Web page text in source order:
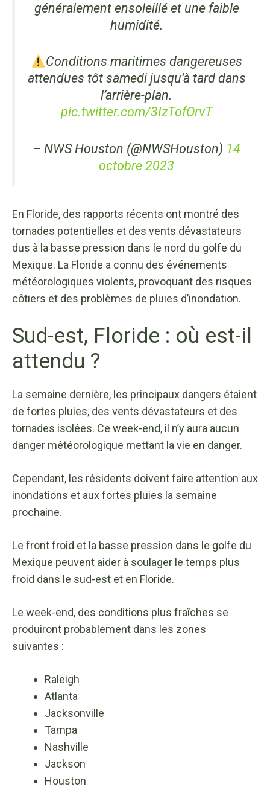
généralement ensoleillé et une faible
humidité.
Conditions maritimes dangereuses
attendues tôt samedi jusqu’à tard dans
l’arrière-plan.
pic.twitter.com/3IzTofOrvT
– NWS Houston (@NWSHouston) 14
octobre 2023
En Floride, des rapports récents ont montré des
tornades potentielles et des vents dévastateurs
dus à la basse pression dans le nord du golfe du
Mexique. La Floride a connu des événements
météorologiques violents, provoquant des risques
côtiers et des problèmes de pluies d’inondation.
Sud-est, Floride : où est-il
attendu ?
La semaine dernière, les principaux dangers étaient
de fortes pluies, des vents dévastateurs et des
tornades isolées. Ce week-end, il n’y aura aucun
danger météorologique mettant la vie en danger.
Cependant, les résidents doivent faire attention aux
inondations et aux fortes pluies la semaine
prochaine.
Le front froid et la basse pression dans le golfe du
Mexique peuvent aider à soulager le temps plus
froid dans le sud-est et en Floride.
Le week-end, des conditions plus fraîches se
produiront probablement dans les zones
suivantes :
Raleigh
Atlanta
Jacksonville
Tampa
Nashville
Jackson
Houston